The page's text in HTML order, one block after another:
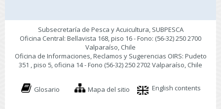
Subsecretaría de Pesca y Acuicultura, SUBPESCA
Oficina Central: Bellavista 168, piso 16 - Fono: (56-32) 250 2700
Valparaíso, Chile
Oficina de Informaciones, Reclamos y Sugerencias OIRS: Pudeto
351 , piso 5, oficina 14 - Fono (56-32) 250 2702 Valparaíso, Chile
Glosario Mapa del sitio English contents